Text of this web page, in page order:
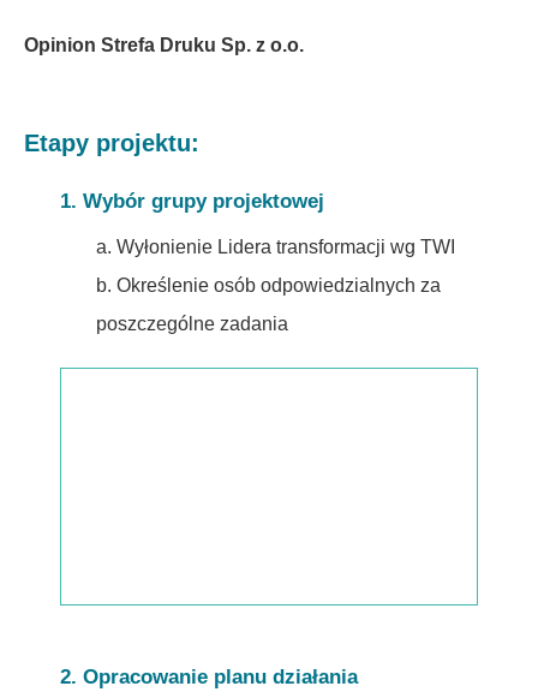
Opinion Strefa Druku Sp. z o.o.
Etapy projektu:
1. Wybór grupy projektowej
a. Wyłonienie Lidera transformacji wg TWI
b. Określenie osób odpowiedzialnych za
poszczególne zadania
2. Opracowanie planu działania